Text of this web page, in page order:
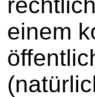
einem